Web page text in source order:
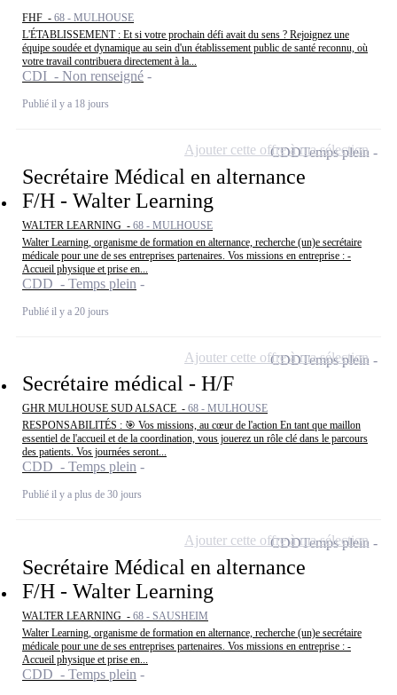
FHF - 68 - MULHOUSE
L'ÉTABLISSEMENT : Et si votre prochain défi avait du sens ? Rejoignez une
équipe soudée et dynamique au sein d'un établissement public de santé reconnu, où
votre travail contribuera directement à la...
CDI - Non renseigné
Publié il y a 18 jours
Secrétaire Médical en alternance
F/H - Walter Learning
WALTER LEARNING - 68 - MULHOUSE
Walter Learning, organisme de formation en alternance, recherche (un)e secrétaire
médicale pour une de ses entreprises partenaires. Vos missions en entreprise : -
Accueil physique et prise en...
CDD - Temps plein
Publié il y a 20 jours
CDDTemps plein
Ajouter cette offre à ma sélection
Secrétaire médical - H/F
GHR MULHOUSE SUD ALSACE - 68 - MULHOUSE
RESPONSABILITÉS : 🎯 Vos missions, au cœur de l'action En tant que maillon
essentiel de l'accueil et de la coordination, vous jouerez un rôle clé dans le parcours
des patients. Vos journées seront...
CDD - Temps plein
Publié il y a plus de 30 jours
CDDTemps plein
Ajouter cette offre à ma sélection
Secrétaire Médical en alternance
F/H - Walter Learning
WALTER LEARNING - 68 - SAUSHEIM
Walter Learning, organisme de formation en alternance, recherche (un)e secrétaire
médicale pour une de ses entreprises partenaires. Vos missions en entreprise : -
Accueil physique et prise en...
CDD - Temps plein
CDDTemps plein
Ajouter cette offre à ma sélection